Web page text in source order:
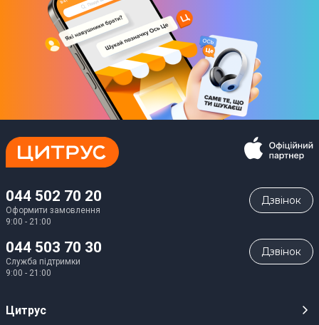
044 502 70 20
Оформити замовлення
9:00 - 21:00
Дзвiнок
044 503 70 30
Служба підтримки
9:00 - 21:00
Дзвiнок
Цитрус